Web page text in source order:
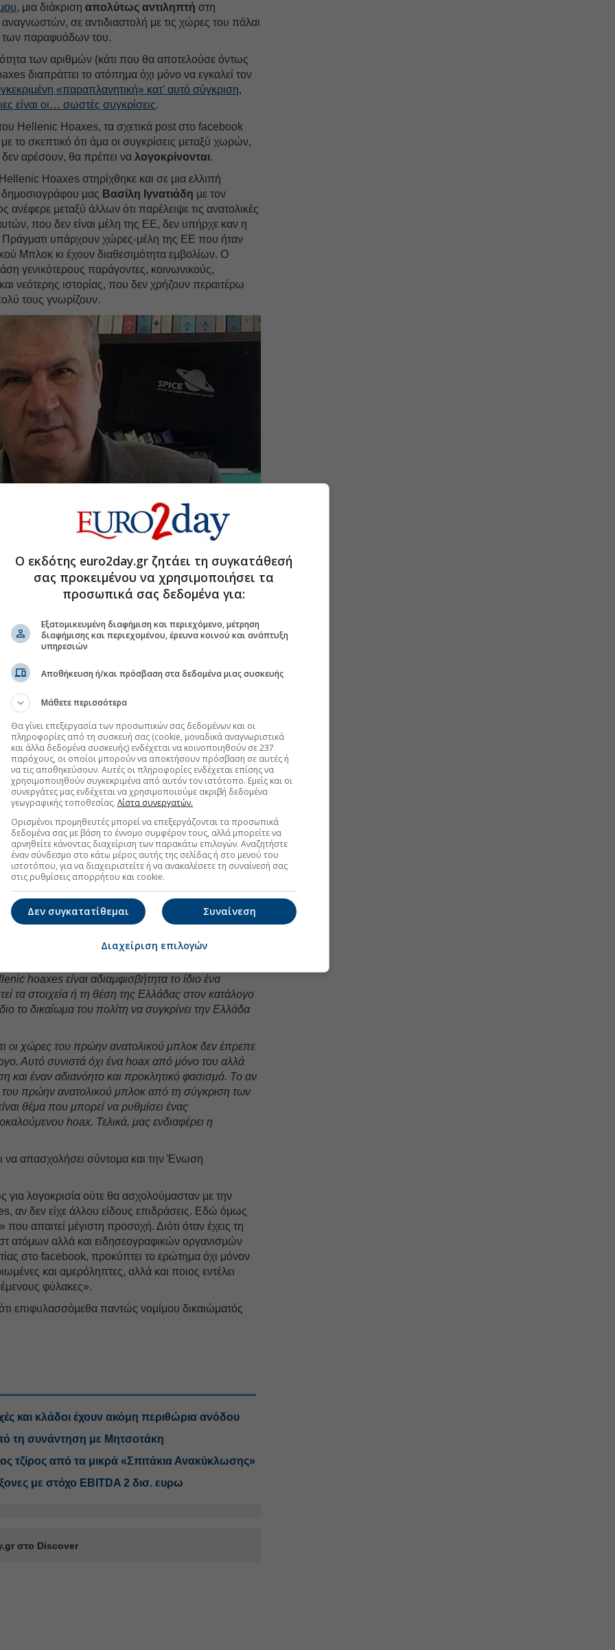
, μια διάκρισηαπολύτως αντιληπτή στη
σε αντιδιαστολή με τις χώρες του πάλαι
των παραφυάδων του.
των αριθμών (κάτι που θα αποτελούσε όντως
διαπράττει το ατόπημα όχι μόνο να εγκαλεί τον
«παραπλανητική» κατ' αυτό σύγκριση,
είναι οι… σωστές συγκρίσεις.
Hellenic Hoaxes, τα σχετικά post στο facebook
το σκεπτικό ότι άμα οι συγκρίσεις μεταξύ χωρών,
δεν αρέσουν, θα πρέπει να λογοκρίνονται.
Hoaxes στηρίχθηκε και σε μια ελλιπή
μας Βασίλη Ιγνατιάδη με τον
μεταξύ άλλων ότι παρέλειψε τις ανατολικές
που δεν είναι μέλη της ΕΕ, δεν υπήρχε καν η
Πράγματι υπάρχουν χώρες-μέλη της ΕΕ που ήταν
Μπλοκ κι έχουν διαθεσιμότητα εμβολίων. Ο
γενικότερους παράγοντες, κοινωνικούς,
νεότερης ιστορίας, που δεν χρήζουν περαιτέρω
τους γνωρίζουν.
του Hellenic Hoaxes προκάλεσαν την οργισμένη
Τσαουσίδη (φωτ. άνω), ο οποίος σε Δελτίο
παρέμβαση από τα Ηellenic Ηoaxes.
σε κοινωνικό δίκτυο στην οποία σύγκρινα
τους θανάτους ανά εκατομμύριο πληθυσμού
-εξαίρεσα από τον κατάλογο τις πρώην
αποδείχτηκε ότι η Ελλάδα είχε τη χειρότερη
2020 και μετά. Η ανάρτηση πλαισιώθηκε στη
με έναν πολύ αξιόπιστο δημοσιογράφο και
στο iatronet και στη συνέχεια σε πολλά άλλα site.
έχει να συγκριθεί η χώρα με τις παραδοσιακά
του πρώην ανατολικού μπλοκ, που αντιμετωπίζουν
τα οποία επηρεάζουν τη δυνατότητα νοσηλείας και
εταιρεία αμφιβόλου προθέσεων και
Ηellenic Ηoaxes, να αμφισβητήσει το δικαίωμα του
την Ελλάδα με τις δυτικές χώρες.
στοGoogle Discover!
εξελίξεις με την υπογραφη εγκυρότητας του Euro2day.gr
Ακολουθήστε τη σελίδα τουEuro2day.grστοLinkedin
hoaxes είναι αδιαμφισβήτητα το ίδιο ένα
τα στοιχεία ή τη θέση της Ελλάδας στον κατάλογο
το δικαίωμα του πολίτη να συγκρίνει την Ελλάδα
οι χώρες του πρώην ανατολικού μπλοκ δεν έπρεπε
Αυτό συνιστά όχι ένα hoax από μόνο του αλλά
και έναν αδιανόητο και προκλητικό φασισμό. Το αν
του πρώην ανατολικού μπλοκ από τη σύγκριση των
θέμα που μπορεί να ρυθμίσει ένας
hoax. Τελικά, μας ενδιαφέρει η
απασχολήσει σύντομα και την Ένωση
για λογοκρισία ούτε θα ασχολούμασταν με την
αν δεν είχε άλλου είδους επιδράσεις. Εδώ όμως
» που απαιτεί μέγιστη προσοχή. Διότι όταν έχεις τη
ατόμων αλλά και ειδησεογραφικών οργανισμών
στο facebοοk, προκύπτει το ερώτημα όχι μόνον
και αμερόληπτες, αλλά και ποιος εντέλει
φύλακες».
επιφυλασσόμεθα παντώς νομίμου δικαιώματός
και κλάδοι έχουν ακόμη περιθώρια ανόδου
τη συνάντηση με Μητσοτάκη
τζίρος από τα μικρά «Σπιτάκια Ανακύκλωσης»
με στόχο EBITDA 2 δισ. ευρω
στο Discover
Ο εκδότης euro2day.gr ζητάει τη συγκατάθεσή
σας προκειμένου να χρησιμοποιήσει τα
προσωπικά σας δεδομένα για:
Εξατομικευμένη διαφήμιση και περιεχόμενο, μέτρηση
διαφήμισης και περιεχομένου, έρευνα κοινού και ανάπτυξη
υπηρεσιών
Αποθήκευση ή/και πρόσβαση στα δεδομένα μιας συσκευής
Μάθετε περισσότερα
Θα γίνει επεξεργασία των προσωπικών σας δεδομένων και οι
πληροφορίες από τη συσκευή σας (cookie, μοναδικά αναγνωριστικά
και άλλα δεδομένα συσκευής) ενδέχεται να κοινοποιηθούν σε 237
παρόχους, οι οποίοι μπορούν να αποκτήσουν πρόσβαση σε αυτές ή
να τις αποθηκεύσουν. Αυτές οι πληροφορίες ενδέχεται επίσης να
χρησιμοποιηθούν συγκεκριμένα από αυτόν τον ιστότοπο. Εμείς και οι
συνεργάτες μας ενδέχεται να χρησιμοποιούμε ακριβή δεδομένα
γεωγραφικής τοποθεσίας. Λίστα συνεργατών.
Ορισμένοι προμηθευτές μπορεί να επεξεργάζονται τα προσωπικά
δεδομένα σας με βάση το έννομο συμφέρον τους, αλλά μπορείτε να
αρνηθείτε κάνοντας διαχείριση των παρακάτω επιλογών. Αναζητήστε
έναν σύνδεσμο στο κάτω μέρος αυτής της σελίδας ή στο μενού του
ιστοτόπου, για να διαχειριστείτε ή να ανακαλέσετε τη συναίνεσή σας
στις ρυθμίσεις απορρήτου και cookie.
Συναίνεση
Δεν συγκατατίθεμαι
Διαχείριση επιλογών